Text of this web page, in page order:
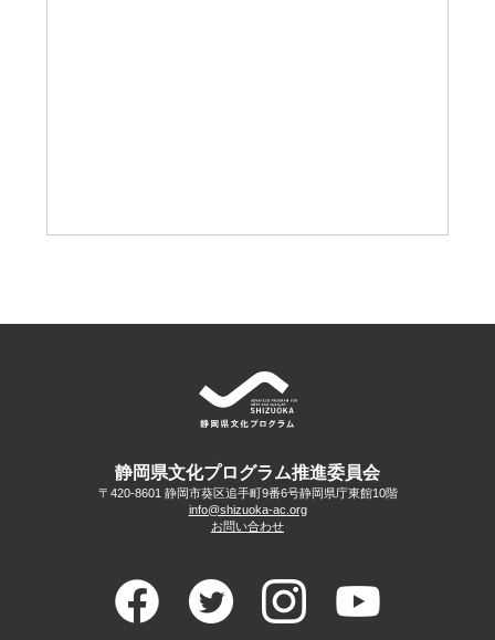
静岡県文化プログラム推進委員会
〒420-8601 静岡市葵区追手町9番6号静岡県庁東館10階
info@shizuoka-ac.org
お問い合わせ